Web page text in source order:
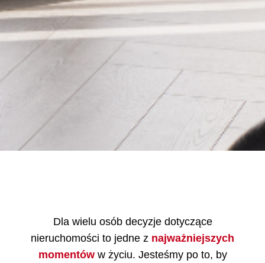
Dla wielu osób decyzje dotyczące
nieruchomości to jedne z najważniejszych
momentów w życiu. Jesteśmy po to, by